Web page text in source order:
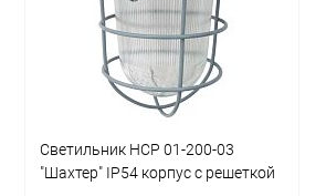
В избранное В наличии
Светильник НСР 01-200-03
"Шахтер" IP54 корпус с решеткой